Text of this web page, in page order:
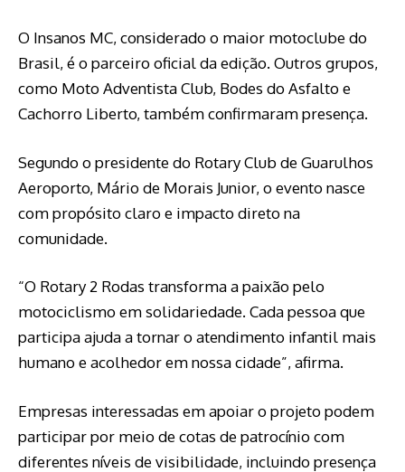
O Insanos MC, considerado o maior motoclube do
Brasil, é o parceiro oficial da edição. Outros grupos,
como Moto Adventista Club, Bodes do Asfalto e
Cachorro Liberto, também confirmaram presença.
Segundo o presidente do Rotary Club de Guarulhos
Aeroporto, Mário de Morais Junior, o evento nasce
com propósito claro e impacto direto na
comunidade.
“O Rotary 2 Rodas transforma a paixão pelo
motociclismo em solidariedade. Cada pessoa que
participa ajuda a tornar o atendimento infantil mais
humano e acolhedor em nossa cidade”, afirma.
Empresas interessadas em apoiar o projeto podem
participar por meio de cotas de patrocínio com
diferentes níveis de visibilidade, incluindo presença